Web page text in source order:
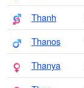
Thanh
Thanos
Thanya